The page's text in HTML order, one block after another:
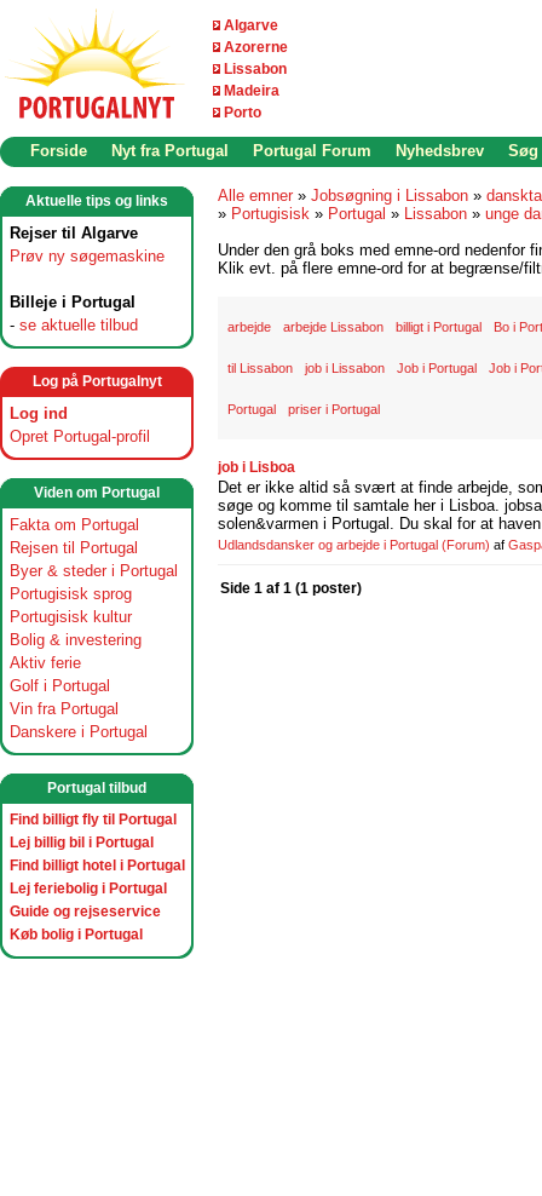
Algarve
Azorerne
Lissabon
Madeira
Porto
Forside Nyt fra Portugal Portugal Forum Nyhedsbrev Søg
Aktuelle tips og links
Rejser til Algarve
Prøv ny søgemaskine
Billeje i Portugal
- se aktuelle tilbud
Log på Portugalnyt
Log ind
Opret Portugal-profil
Viden om Portugal
Fakta om Portugal
Rejsen til Portugal
Byer & steder i Portugal
Portugisisk sprog
Portugisisk kultur
Bolig & investering
Aktiv ferie
Golf i Portugal
Vin fra Portugal
Danskere i Portugal
Portugal tilbud
Find billigt fly til Portugal
Lej billig bil i Portugal
Find billigt hotel i Portugal
Lej feriebolig i Portugal
Guide og rejseservice
Køb bolig i Portugal
Alle emner » Jobsøgning i Lissabon »
» Portugisisk » Portugal » Lissabon » unge
Under den grå boks med emne-ord nedenfor
Klik evt. på flere emne-ord for at begrænse/
arbejde arbejde Lissabon billigt i Portugal Bo i
til Lissabon job i Lissabon Job i Portugal Job i
Portugal priser i Portugal
job i Lisboa
Det er ikke altid så svært at finde arbejde,
søge og komme til samtale her i Lisboa.
solen&varmen i Portugal. Du skal for at
Udlandsdansker og arbejde i Portugal (Forum) af
Side 1 af 1 (1 poster)